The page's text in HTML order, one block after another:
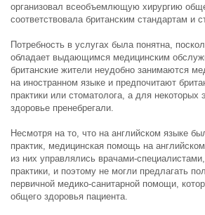
организовал всеобъемлющую хирургию
соответствовала британским стандартам и
Потребность в услугах была понятна,
обладает выдающимся медицинским
британские жители неудобно занимаются
на иностранном языке и предпочитают
практики или стоматолога, а для некоторых
здоровье пренебрегали.
Несмотря на то, что на английском языке
практик, медицинская помощь на
из них управлялись врачами-
практики, и поэтому не могли предлагать
первичной медико-санитарной помощи,
общего здоровья пациента.